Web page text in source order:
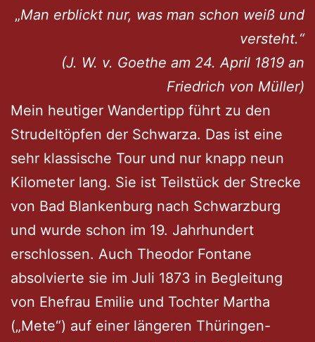
„Man erblickt nur, was man schon weiß und
versteht.“
(J. W. v. Goethe am 24. April 1819 an
Friedrich von Müller)
Mein heutiger Wandertipp führt zu den
Strudeltöpfen der Schwarza. Das ist eine
sehr klassische Tour und nur knapp neun
Kilometer lang. Sie ist Teilstück der Strecke
von Bad Blankenburg nach Schwarzburg
und wurde schon im 19. Jahrhundert
erschlossen. Auch Theodor Fontane
absolvierte sie im Juli 1873 in Begleitung
von Ehefrau Emilie und Tochter Martha
(„Mete“) auf einer längeren Thüringen-